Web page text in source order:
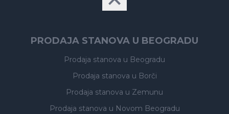
PRODAJA STANOVA U BEOGRADU
Prodaja stanova u Beogradu
Prodaja stanova u Borči
Prodaja stanova u Zemunu
Prodaja stanova u Novom Beogradu